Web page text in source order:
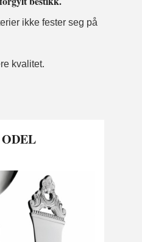
ikke fester seg på
kvalitet.
ODEL